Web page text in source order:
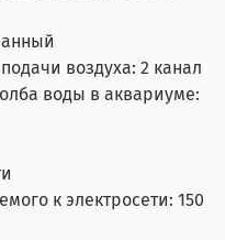
воздуха: 2 канал
воды в аквариуме:
к электросети: 150